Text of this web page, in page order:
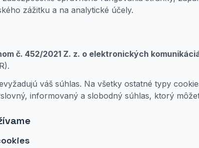
zážitku a na analytické účely.
č. 452/2021 Z. z. o elektronických
váš súhlas. Na všetky ostatné typy
informovaný a slobodný súhlas, ktorý